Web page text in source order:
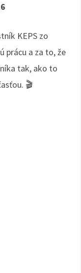
KEPS zo
prácu a za to, že
tak, ako to
🎬